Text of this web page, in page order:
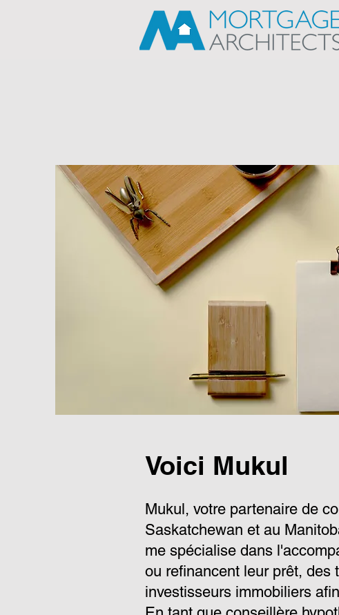
Voici Mukul
Mukul, votre partenaire de
Saskatchewan et au
me spécialise dans
ou refinancent leur prêt, des
investisseurs immobiliers